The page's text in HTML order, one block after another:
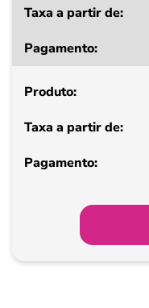
a
de
Pagamento